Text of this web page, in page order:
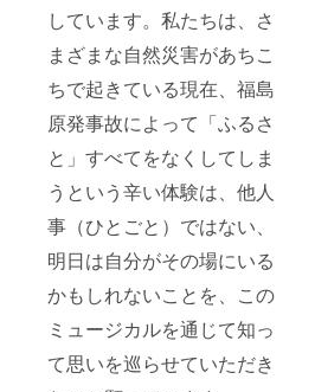
しています。私たちは、さ
まざまな自然災害があちこ
ちで起きている現在、福島
原発事故によって「ふるさ
と」すべてをなくしてしま
うという辛い体験は、他人
事（ひとごと）ではない、
明日は自分がその場にいる
かもしれないことを、この
ミュージカルを通じて知っ
て思いを巡らせていただき